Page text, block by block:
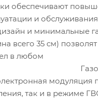
обеспечивают
и
и минимальные
всего 35 см) позволят
в любом
Газовая
модуляция
так и в режиме